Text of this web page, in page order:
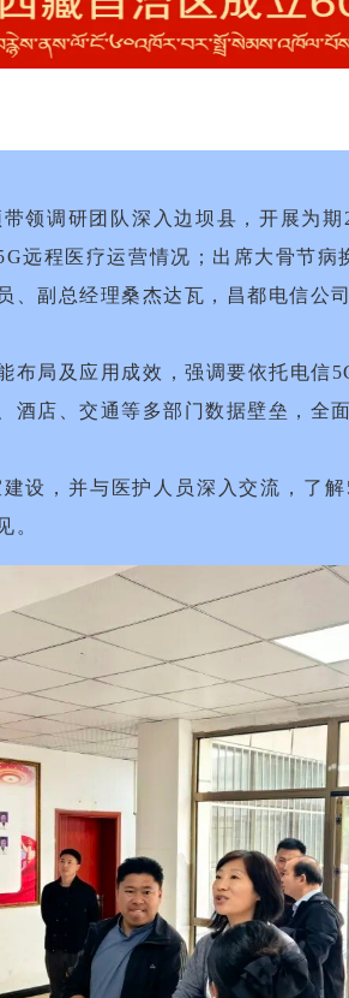
领调研团队深入边坝县，开展为
远程医疗运营情况；出席大骨节
副总经理桑杰达瓦，昌都电信公
局及应用成效，强调要依托电信
店、交通等多部门数据壁垒，全
设，并与医护人员深入交流，了
。